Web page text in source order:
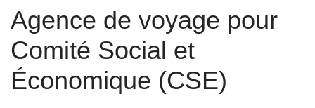
Agence de voyage pour
Comité Social et
Économique (CSE)